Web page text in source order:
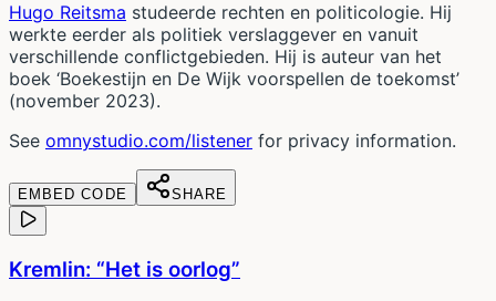
Hugo Reitsma studeerde rechten en politicologie. Hij
werkte eerder als politiek verslaggever en vanuit
verschillende conflictgebieden. Hij is auteur van het
boek ‘Boekestijn en De Wijk voorspellen de toekomst’
(november 2023).
See omnystudio.com/listener for privacy information.
EMBED CODE SHARE
Kremlin: “Het is oorlog”